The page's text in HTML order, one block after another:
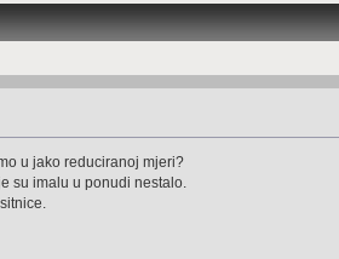
u jako reduciranoj mjeri?
su imalu u ponudi nestalo.